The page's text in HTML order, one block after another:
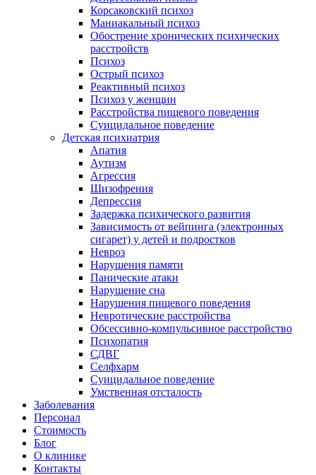
Корсаковский психоз
Маниакальный психоз
Обострение хронических психических
расстройств
Психоз
Острый психоз
Реактивный психоз
Психоз у женщин
Расстройства пищевого поведения
Суицидальное поведение
Детская психиатрия
Апатия
Аутизм
Агрессия
Шизофрения
Депрессия
Задержка психического развития
Зависимость от вейпинга (электронных
сигарет) у детей и подростков
Невроз
Нарушения памяти
Панические атаки
Нарушение сна
Нарушения пищевого поведения
Невротические расстройства
Обсессивно-компульсивное расстройство
Психопатия
СДВГ
Селфхарм
Суицидальное поведение
Умственная отсталость
Заболевания
Персонал
Стоимость
Блог
О клинике
Контакты